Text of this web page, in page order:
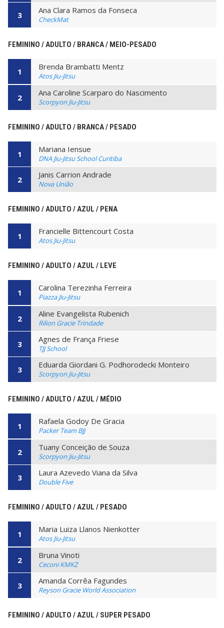
3 Ana Clara Ramos da Fonseca
CheckMat
FEMININO / ADULTO / BRANCA / MEIO-PESADO
1 Brenda Brambatti Mentz
Atos Jiu-Jitsu
2 Ana Caroline Scarparo do Nascimento
Scorpyon Jiu-Jitsu
FEMININO / ADULTO / BRANCA / PESADO
1 Mariana Iensue
DNA Jiu-Jitsu School Curitiba
2 Janis Carrion Andrade
Nova União
FEMININO / ADULTO / AZUL / PENA
1 Francielle Bittencourt Costa
Atos Jiu-Jitsu
FEMININO / ADULTO / AZUL / LEVE
1 Carolina Terezinha Ferreira
Piazza Jiu-Jitsu
2 Aline Evangelista Rubenich
Rilion Gracie Trindade
3 Agnes de França Friese
TJJ School
3 Eduarda Giordani G. Podhorodecki Monteiro
Scorpyon Jiu-Jitsu
FEMININO / ADULTO / AZUL / MÉDIO
1 Rafaela Godoy De Gracia
Packer Team BJJ
2 Tuany Conceição de Souza
Scorpyon Jiu-Jitsu
3 Laura Azevedo Viana da Silva
Double Five
FEMININO / ADULTO / AZUL / PESADO
1 Maria Luiza Llanos Nienkotter
Atos Jiu-Jitsu
2 Bruna Vinoti
Ceconi KMKZ
3 Amanda Corrêa Fagundes
Reyson Gracie World Association
FEMININO / ADULTO / AZUL / SUPER PESADO